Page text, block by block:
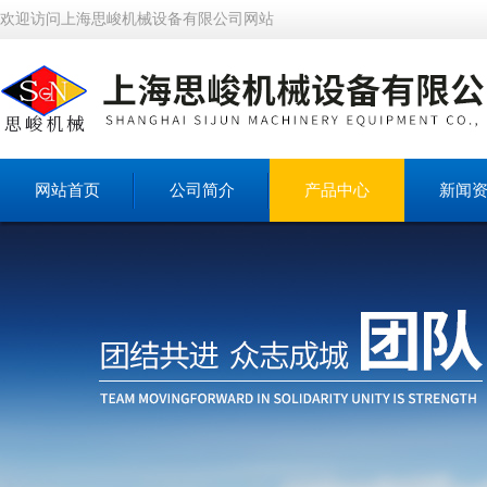
欢迎访问上海思峻机械设备有限公司网站
网站首页 公司简介 产品中心 新闻